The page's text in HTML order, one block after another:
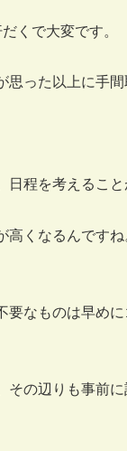
くで大変です。
った以上に手
程を考えること
くなるんです
なものは早め
の辺りも事前